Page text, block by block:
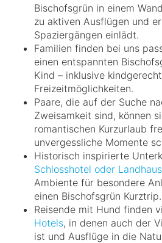
Bischofsgrün in einem
zu aktiven Ausflügen und
Spaziergängen einlädt.
Familien finden bei uns
einen entspannten
Kind – inklusive
Freizeitmöglichkeiten.
Paare, die auf der Suche
Zweisamkeit sind, können
romantischen Kurzurlaub
unvergessliche Momente
Historisch inspirierte
Schlosshotel oder Landhaus
Ambiente für besondere
einen Bischofsgrün Kurztrip.
Reisende mit Hund finden
Hotels, in denen auch der
ist und Ausflüge in die